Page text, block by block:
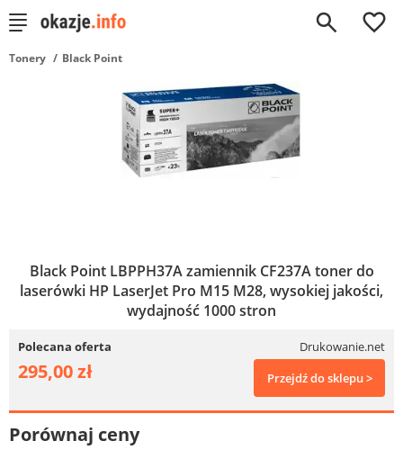
0
Tonery Black Point
Black Point LBPPH37A zamiennik CF237A toner do
laserówki HP LaserJet Pro M15 M28, wysokiej jakości,
wydajność 1000 stron
Polecana oferta Drukowanie.net
295,00 zł Przejdź do sklepu >
Porównaj ceny